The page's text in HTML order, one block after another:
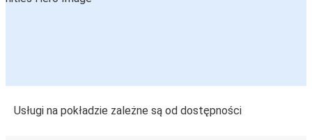
Usługi na pokładzie zależne są od dostępności